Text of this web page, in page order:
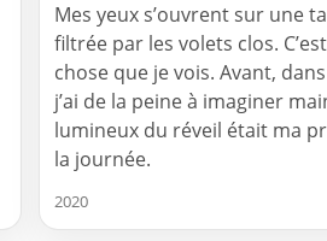
Mes yeux s’ouvrent sur une
filtrée par les volets clos.
chose que je vois. Avant,
j’ai de la peine à imaginer
lumineux du réveil était ma
la journée.
2020